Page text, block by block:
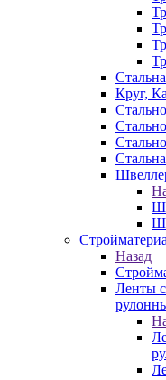
Круг,
Назад
Ленты